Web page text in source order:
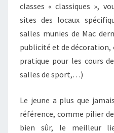
classes « classiques »,
sites des locaux
salles munies de Mac
publicité et de décoration,
pratique pour les cours
salles de sport,…)
Le jeune a plus que
référence, comme pilier
bien sûr, le meilleur